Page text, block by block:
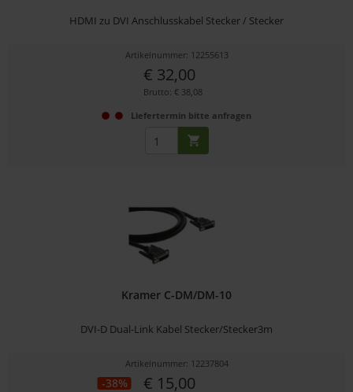
HDMI zu DVI Anschlusskabel Stecker / Stecker
Artikelnummer: 12255613
€ 32,00
Brutto: € 38,08
Liefertermin bitte anfragen
Kramer C-DM/DM-10
DVI-D Dual-Link Kabel Stecker/Stecker3m
Artikelnummer: 12237804
-38% € 15,00